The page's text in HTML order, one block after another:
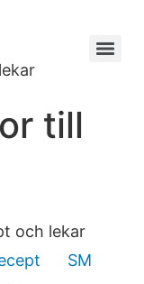
till
och lekar
SM